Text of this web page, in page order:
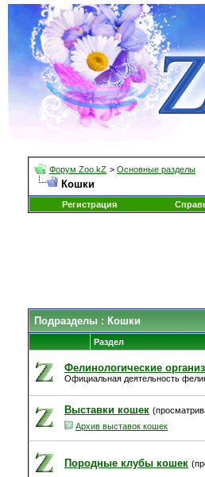
Форум Zoo.kZ > Основные разделы
Кошки
Регистрация
Подразделы : Кошки
Раздел
Фелинологические
Официальная деятельность
Выставки кошек
Архив выставок кошек
Породные клубы кошек